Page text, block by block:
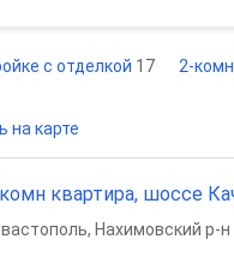
с отделкой 17 2-
на карте
квартира, шоссе
, Нахимовский р-н